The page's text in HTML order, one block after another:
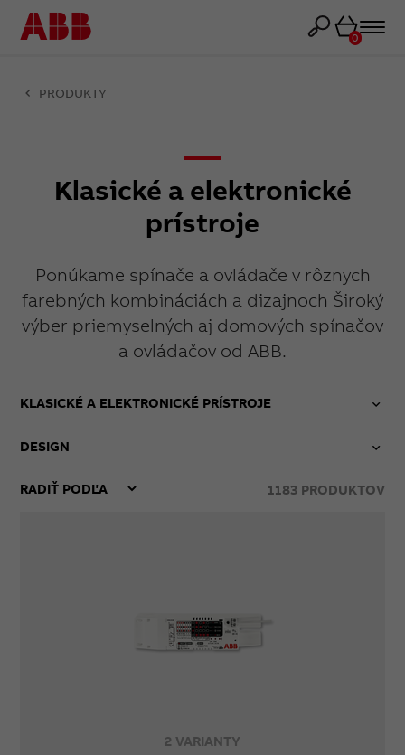
Košík
0
PRODUKTY
Klasické a elektronické
prístroje
Ponúkame spínače a ovládače v rôznych
farebných kombináciách a dizajnoch Široký
výber priemyselných aj domových spínačov
a ovládačov od ABB.
KLASICKÉ A ELEKTRONICKÉ PRÍSTROJE
DESIGN
1183PRODUKTOV
2 VARIANTY